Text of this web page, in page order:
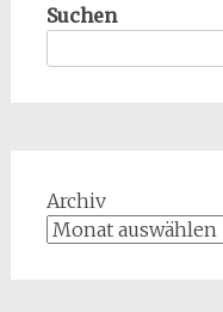
Suchen
Archiv